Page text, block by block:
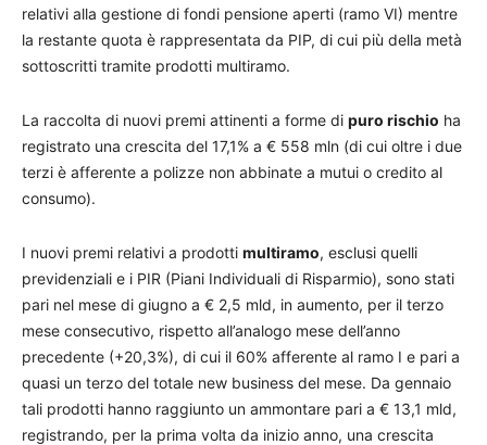
relativi alla gestione di fondi pensione aperti (ramo VI) mentre
la restante quota è rappresentata da PIP, di cui più della metà
sottoscritti tramite prodotti multiramo.
La raccolta di nuovi premi attinenti a forme di puro rischio ha
registrato una crescita del 17,1% a € 558 mln (di cui oltre i due
terzi è afferente a polizze non abbinate a mutui o credito al
consumo).
I nuovi premi relativi a prodotti multiramo, esclusi quelli
previdenziali e i PIR (Piani Individuali di Risparmio), sono stati
pari nel mese di giugno a € 2,5 mld, in aumento, per il terzo
mese consecutivo, rispetto all’analogo mese dell’anno
precedente (+20,3%), di cui il 60% afferente al ramo I e pari a
quasi un terzo del totale new business del mese. Da gennaio
tali prodotti hanno raggiunto un ammontare pari a € 13,1 mld,
registrando, per la prima volta da inizio anno, una crescita